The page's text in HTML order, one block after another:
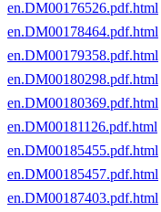
en.DM00176526.pdf.html
en.DM00178464.pdf.html
en.DM00179358.pdf.html
en.DM00180298.pdf.html
en.DM00180369.pdf.html
en.DM00181126.pdf.html
en.DM00185455.pdf.html
en.DM00185457.pdf.html
en.DM00187403.pdf.html